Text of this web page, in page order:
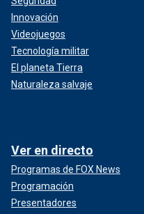
Innovación
Videojuegos
Tecnología militar
El planeta Tierra
Naturaleza salvaje
Ver en directo
Programas de FOX News
Programación
Presentadores